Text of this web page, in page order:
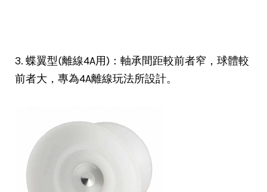
3. 蝶翼型(離線4A用)：軸承間距較前者窄，球體較
前者大，專為4A離線玩法所設計。